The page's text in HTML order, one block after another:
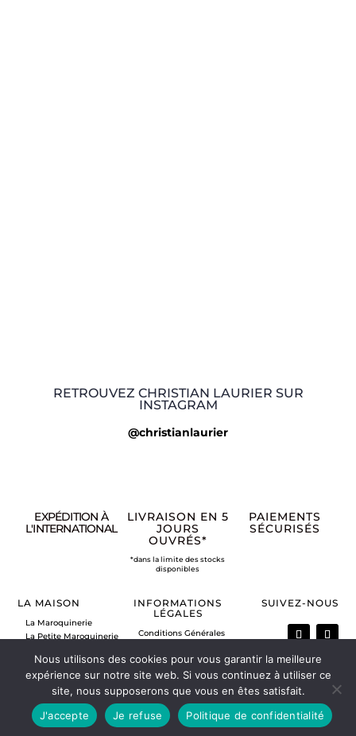
RETROUVEZ CHRISTIAN LAURIER SUR
INSTAGRAM
@christianlaurier
EXPÉDITION À
L'INTERNATIONAL
LIVRAISON EN 5
JOURS
OUVRÉS*
*dans la limite des stocks
disponibles
PAIEMENTS
SÉCURISÉS
LA MAISON
La Maroquinerie
La Petite Maroquinerie
Nous contacter
INFORMATIONS
LÉGALES
Conditions Générales
Mentions légales
Politique de retour
Vos commandes
Mon compte
SUIVEZ-NOUS
Nous utilisons des cookies pour vous garantir la meilleure
expérience sur notre site web. Si vous continuez à utiliser ce
site, nous supposerons que vous en êtes satisfait.
J'accepte
Je refuse Politique de confidentialité